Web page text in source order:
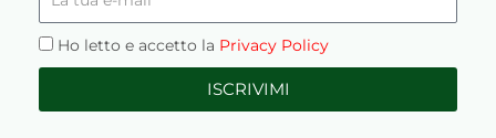
tua
mail
Privacy
Ho letto e accetto la Privacy Policy
ISCRIVIMI